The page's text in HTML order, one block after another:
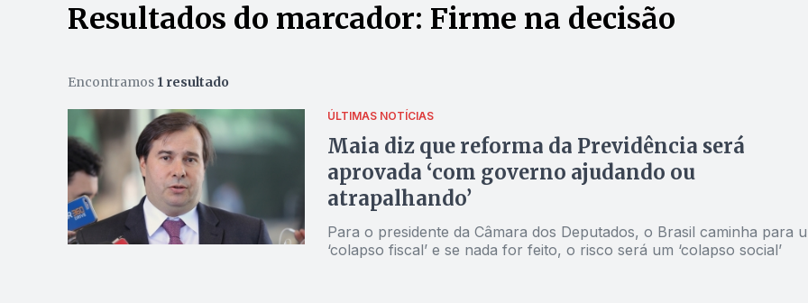
Resultados do marcador: Firme na decisão
Encontramos 1 resultado
ÚLTIMAS NOTÍCIAS
Maia diz que reforma da Previdência será
aprovada ‘com governo ajudando ou
atrapalhando’
Para o presidente da Câmara dos Deputados, o Brasil caminha para
‘colapso fiscal’ e se nada for feito, o risco será um ‘colapso social’